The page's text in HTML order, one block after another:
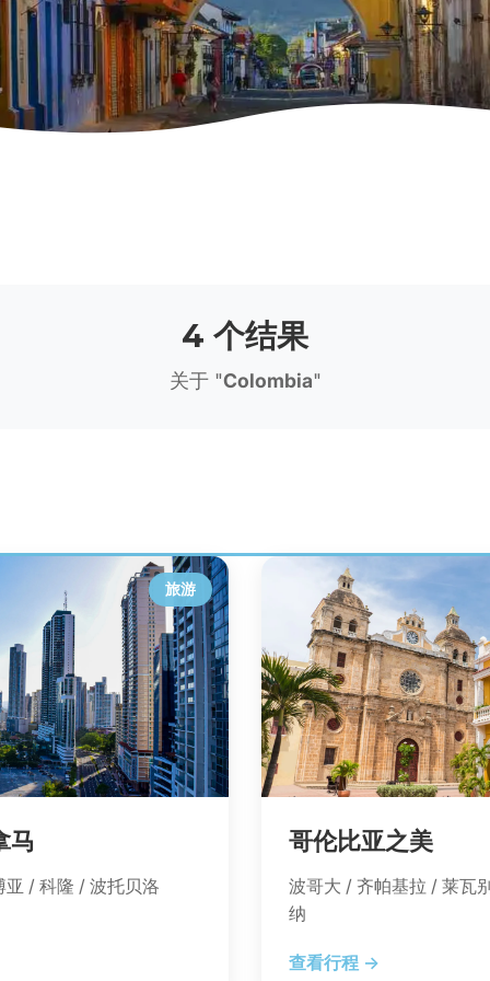
4 个结果
关于 "Colombia"
旅游
马
/ 科隆 / 波托贝洛
哥伦比亚之美
波哥大 / 齐帕基拉 / 莱瓦
纳
查看行程 →